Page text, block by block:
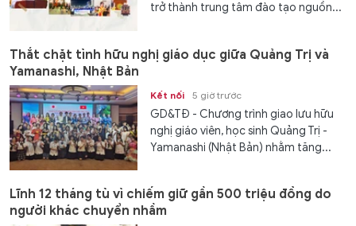
trở thành trung tâm đào tạo nguồn...
Thắt chặt tình hữu nghị giáo dục giữa Quảng Trị và
Yamanashi, Nhật Bản
Kết nối 5 giờ trước
GD&TĐ - Chương trình giao lưu hữu
nghị giáo viên, học sinh Quảng Trị -
Yamanashi (Nhật Bản) nhằm tăng...
Lĩnh 12 tháng tù vì chiếm giữ gần 500 triệu đồng do
người khác chuyển nhầm